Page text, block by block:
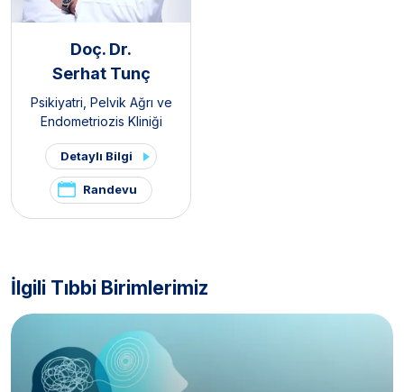
Doç. Dr.
Serhat Tunç
Psikiyatri Pelvik Ağrı ve
Endometriozis Kliniği
Detaylı Bilgi
Randevu
İlgili Tıbbi Birimlerimiz